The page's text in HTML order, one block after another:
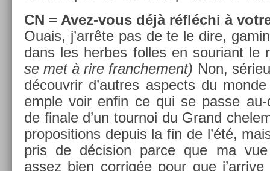
CN = Avez-vous déjà réfléchi à
Ouais, j’arrête pas de te le dire,
dans les her­bes fol­les en souriant
se met à rire franche­ment) Non,
découv­rir d’aut­res as­pects du
em­ple voir enfin ce qui se passe
de fin­ale d’un tour­noi du Grand
pro­posi­tions de­puis la fin de l’été,
pris de décis­ion parce que ma
assez bien cor­rig­ée pour que